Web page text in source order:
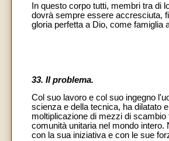
In questo corpo tutti, membri tra di
dovrà sempre essere accresciuta,
gloria perfetta a Dio, come famiglia
33. Il problema.
Col suo lavoro e col suo ingegno
scienza e della tecnica, ha dilatato
moltiplicazione di mezzi di
comunità unitaria nel mondo
con la sua iniziativa e con le sue